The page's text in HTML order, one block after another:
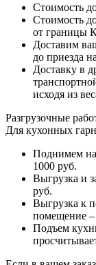
Стоимость
Стоимость
от границы
Доставим
до приезда
Доставку в
исходя из
Разгрузочные
Для кухонных
Поднимем на
1000 руб.
Выгрузка и
руб.
Выгрузка к
помещение –
Подъем